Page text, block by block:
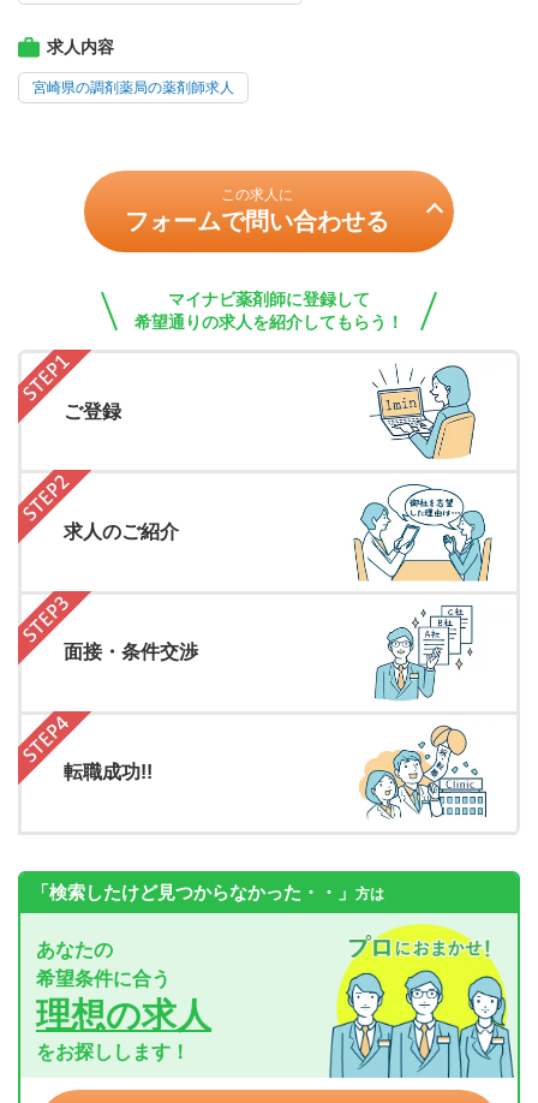
求人内容
宮崎県の調剤薬局の薬剤師求人
この求人に
フォームで問い合わせる
マイナビ薬剤師に登録して
希望通りの求人を紹介してもらう！
ご登録
求人のご紹介
面接・条件交渉
転職成功!!
「検索したけど見つからなかった・・」 方は
あなたの
希望条件に合う
理想の求人
をお探しします！